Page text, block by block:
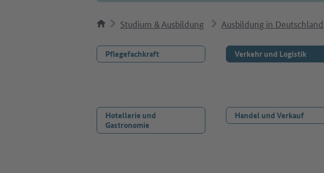
Studium & Ausbildung Ausbildung in Deutschland
Pflegefachkraft Verkehr und Logistik
Hotellerie und
Gastronomie
Handel und Verkauf